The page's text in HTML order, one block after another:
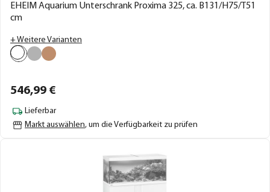
EHEIM Aquarium Unterschrank Proxima 325, ca. B131/H75/T51
cm
+ Weitere Varianten
546,99 €
Lieferbar
Markt auswählen, um die Verfügbarkeit zu prüfen